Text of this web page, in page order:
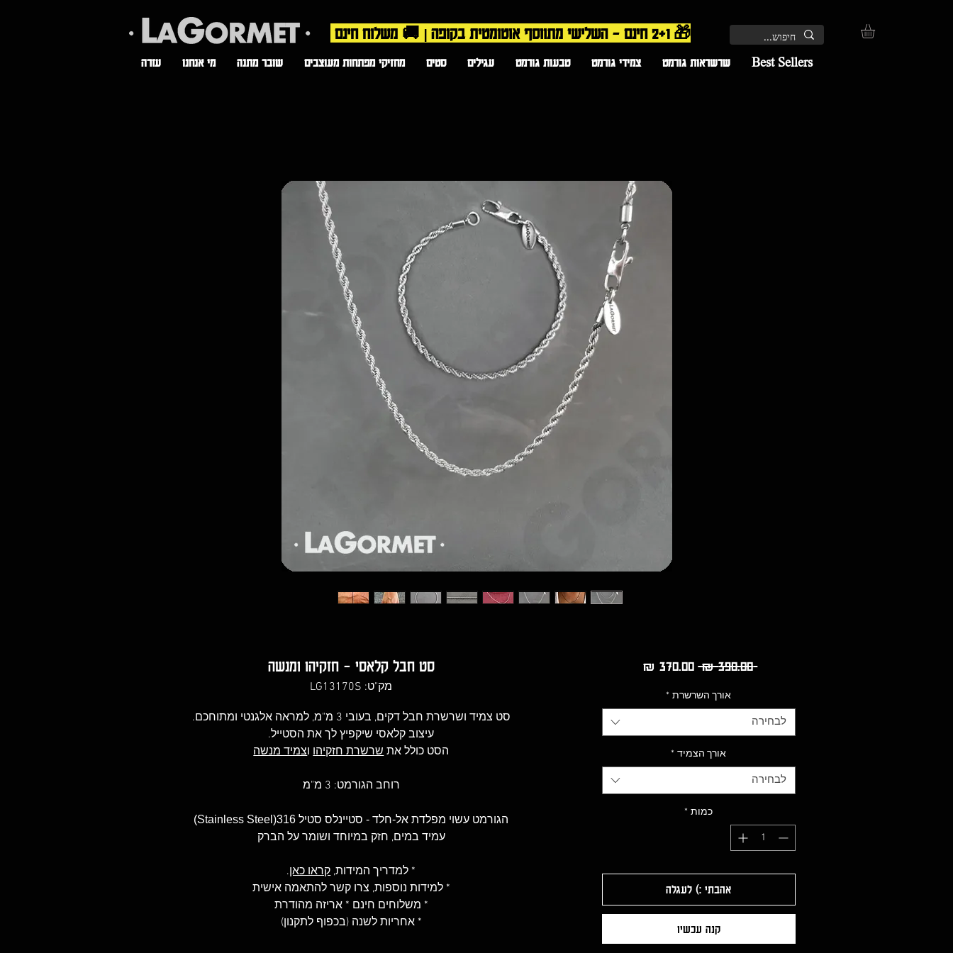
🎁 2+1 חינם – השלישי מתווסף אוטומטית בקופה | 🚚 משלוח חינם
Best Sellers שרשראות גורמט צמידי גורמט טבעות גורמט עגילים סטים מחזיקי מפתחות מעוצבים שובר מתנה מי אנחנו עזרה
סט חבל קלאסי - חזקיהו ומנשה
מק"ט: LG13170S
סט צמיד ושרשרת חבל דקים, בעובי 3 מ"מ, למראה אלגנטי ומתוחכם.
עיצוב קלאסי שיקפיץ לך את הסטייל.
הסט כולל אתשרשרת חזקיהווצמיד מנשה
רוחב הגורמט: 3 מ"מ
הגורמט עשוי מפלדת אל-חלד - סטיינלס סטיל 316(Stainless Steel)
עמיד במים, חזק במיוחד ושומר על הברק
* למדריך המידות,קראו כאן.
* למידות נוספות, צרו קשר להתאמה אישית
* משלוחים חינם * אריזה מהודרת
* אחריות לשנה (בכפוף לתקנון)
‏390.00 ‏₪
מחיר
מחיר
אורך השרשרת *
לבחירה
אורך הצמיד *
לבחירה
כמות *
אהבתי :) לעגלה
קנה עכשיו